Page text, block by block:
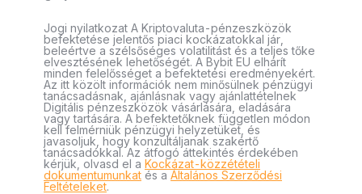
Jogi nyilatkozat A Kriptovaluta-pénzeszközök
befektetése jelentős piaci kockázatokkal jár,
beleértve a szélsőséges volatilitást és a teljes tőke
elvesztésének lehetőségét. A Bybit EU elhárít
minden felelősséget a befektetési eredményekért.
Az itt közölt információk nem minősülnek pénzügyi
tanácsadásnak, ajánlásnak vagy ajánlattételnek
Digitális pénzeszközök vásárlására, eladására
vagy tartására. A befektetőknek független módon
kell felmérniük pénzügyi helyzetüket, és
javasoljuk, hogy konzultáljanak szakértő
tanácsadókkal. Az átfogó áttekintés érdekében
kérjük, olvasd el a Kockázat-közzétételi
dokumentumunkat és a Általános Szerződési
Feltételeket.